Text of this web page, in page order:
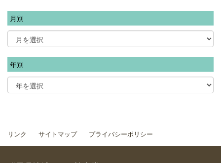
月別
年別
リンク サイトマップ プライバシーポリシー